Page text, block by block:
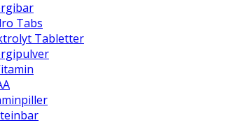
Tabs
Tabletter